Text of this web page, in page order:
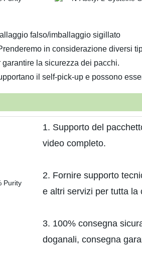
falso/imballaggio sigillato
in considerazione diversi
la sicurezza dei pacchi.
il self-pick-up e possono
1. Supporto del
video completo.
2. Fornire supporto
e altri servizi per tutta la
3. 100% consegna
doganali, consegna